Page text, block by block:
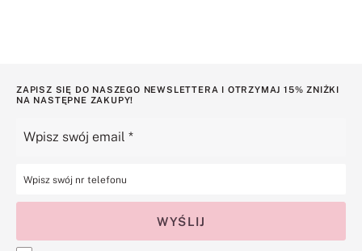
ZAPISZ SIĘ DO NASZEGO NEWSLETTERA I OTRZYMAJ 15% ZNIŻKI
NA NASTĘPNE ZAKUPY!
WYŚLIJ